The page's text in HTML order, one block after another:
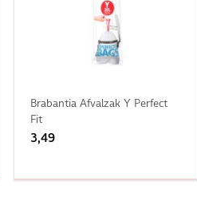
Brabantia Afvalzak Y Perfect
Fit
3,49